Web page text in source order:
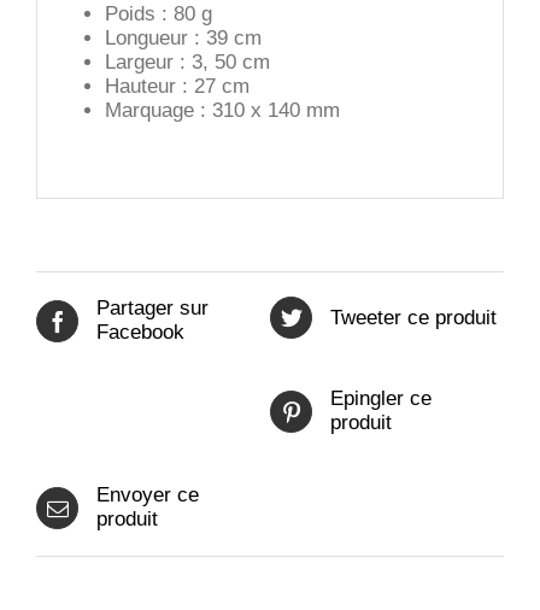
Poids : 80 g
Longueur : 39 cm
Largeur : 3, 50 cm
Hauteur : 27 cm
Marquage : 310 x 140 mm
Partager sur
Facebook
Tweeter ce produit
Epingler ce
produit
Envoyer ce
produit